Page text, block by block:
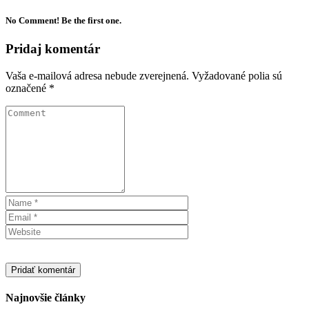
No Comment! Be the first one.
Pridaj komentár
Vaša e-mailová adresa nebude zverejnená. Vyžadované polia sú
označené *
Najnovšie články